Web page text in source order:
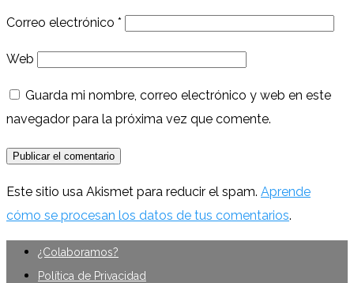
Correo electrónico *
Web
Guarda mi nombre, correo electrónico y web en este
navegador para la próxima vez que comente.
Este sitio usa Akismet para reducir el spam. Aprende
cómo se procesan los datos de tus comentarios.
¿Colaboramos?
Política de Privacidad